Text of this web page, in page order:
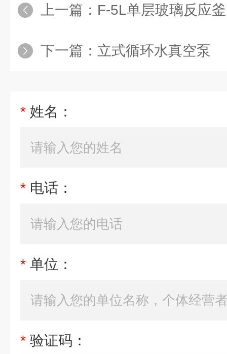
上一篇： F-5L单层玻璃反应
下一篇： 立式循环水真空泵
* 姓名：
* 电话：
* 单位：
* 验证码：